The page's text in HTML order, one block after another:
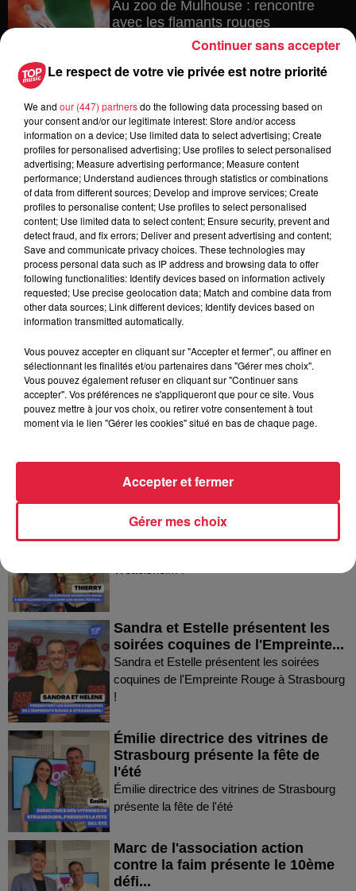
Au zoo de Mulhouse : rencontre
avec les flamants rouges
Les dernières infos sur la venue du
pape à Metz en septembre
5 août 2026
Europa-Park : des précisons sur
l’après Euro-Mir
Dans la même série
Fanny nous présente le festival
Festimania !
Thierry du Domaine Wunsch et
Sandra et Estelle présentent les
soirées coquines de l'Empreinte...
Sandra et Estelle présentent les soirées
coquines de l'Empreinte Rouge à Strasbourg
!
Émilie directrice des vitrines de
Strasbourg présente la fête de
l'été
Émilie directrice des vitrines de Strasbourg
présente la fête de l'été
Marc de l'association action
contre la faim présente le 10ème
défi...
Le respect de votre vie privée est notre priorité
We and our (447) partnersdo the following data processing based on
your consent and/or our legitimate interest: Store and/or access
information on a device; Use limited data to select advertising; Create
profiles for personalised advertising; Use profiles to select personalised
advertising; Measure advertising performance; Measure content
performance; Understand audiences through statistics or combinations
of data from different sources; Develop and improve services; Create
profiles to personalise content; Use profiles to select personalised
content; Use limited data to select content; Ensure security, prevent and
detect fraud, and fix errors; Deliver and present advertising and content;
Save and communicate privacy choices. These technologies may
process personal data such as IP address and browsing data to offer
following functionalities: Identify devices based on information actively
requested; Use precise geolocation data; Match and combine data from
other data sources; Link different devices; Identify devices based on
information transmitted automatically.
Vous pouvez accepter en cliquant sur "Accepter et fermer", ou affiner en
sélectionnant les finalités et/ou partenaires dans "Gérer mes choix".
Vous pouvez également refuser en cliquant sur "Continuer sans
accepter". Vos préférences ne s'appliqueront que pour ce site. Vous
pouvez mettre à jour vos choix, ou retirer votre consentement à tout
moment via le lien "Gérer les cookies" situé en bas de chaque page.
Gérer mes choix
Accepter et fermer
Continuer sans accepter